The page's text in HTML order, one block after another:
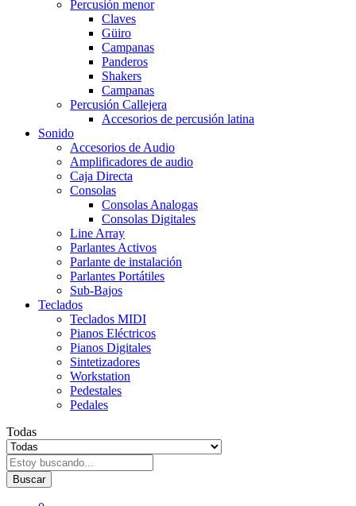
Percusión menor
Claves
Güiro
Campanas
Panderos
Shakers
Campanas
Percusión Callejera
Accesorios de percusión latina
Sonido
Accesorios de Audio
Amplificadores de audio
Caja Directa
Consolas
Consolas Analogas
Consolas Digitales
Line Array
Parlantes Activos
Parlante de instalación
Parlantes Portátiles
Sub-Bajos
Teclados
Teclados MIDI
Pianos Eléctricos
Pianos Digitales
Sintetizadores
Workstation
Pedestales
Pedales
Todas
Buscar